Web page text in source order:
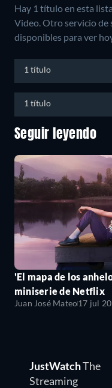
Hay 1 título en esta
Video. Otro servicio de
disponibles para ver
1 título
1 título
Seguir leyendo
'El mapa de los
miniserie de Netflix
Juan José Mateo17 jul
JustWatchThe
Streaming